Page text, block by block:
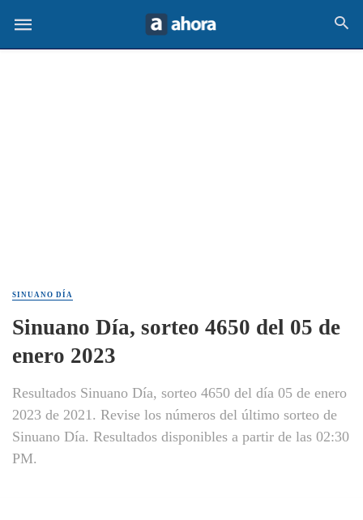
SINUANO DÍA
Sinuano Día, sorteo 4650 del 05 de
enero 2023
Resultados Sinuano Día, sorteo 4650 del día 05 de enero
2023 de 2021. Revise los números del último sorteo de
Sinuano Día. Resultados disponibles a partir de las 02:30
PM.